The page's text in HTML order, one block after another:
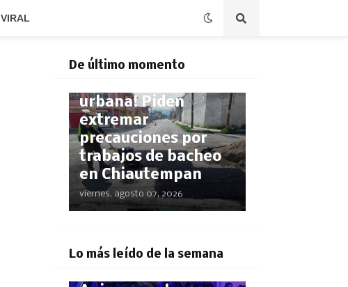
VIRAL
De último momento
¡Compromiso con la
urbana! Piden
extremar
precauciones por
trabajos de bacheo
en Chiautempan
viernes, agosto 07, 2026
Lo más leído de la semana
¡El GPS los delató!